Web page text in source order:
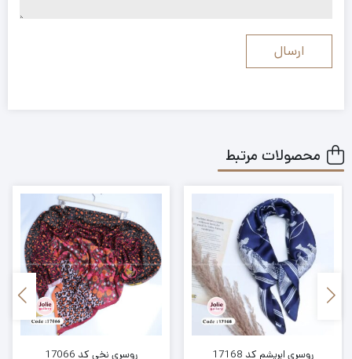
محصولات مرتبط
روسری ابریشم کد 17168 روسری نخی کد 17066